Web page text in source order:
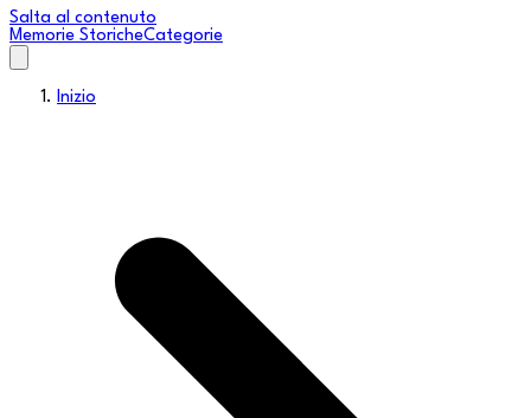
Salta al contenuto
Memorie StoricheCategorie
Inizio